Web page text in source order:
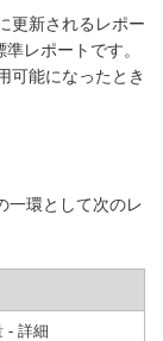
更新されるレポー
レポートです。
可能になったとき
一環として次のレ
- 詳細